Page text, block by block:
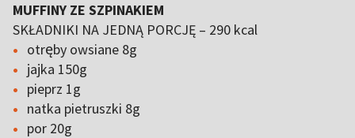
MUFFINY ZE SZPINAKIEM
SKŁADNIKI NA JEDNĄ PORCJĘ – 290 kcal
otręby owsiane 8g
jajka 150g
pieprz 1g
natka pietruszki 8g
por 20g